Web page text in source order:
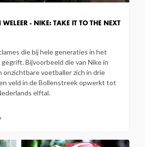
- NIKE: TAKE IT TO THE NEXT
die bij hele generaties in het
Bijvoorbeeld die van Nike in
onzichtbare voetballer zich in drie
veld in de Bollenstreek opwerkt tot
elftal.